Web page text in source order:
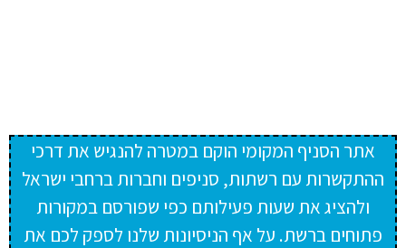
אתר הסניף המקומי הוקם במטרה להנגיש את דרכי
ההתקשרות עם רשתות, סניפים וחברות ברחבי ישראל
ולהציג את שעות פעילותם כפי שפורסם במקורות
פתוחים ברשת. על אף הניסיונות שלנו לספק לכם את